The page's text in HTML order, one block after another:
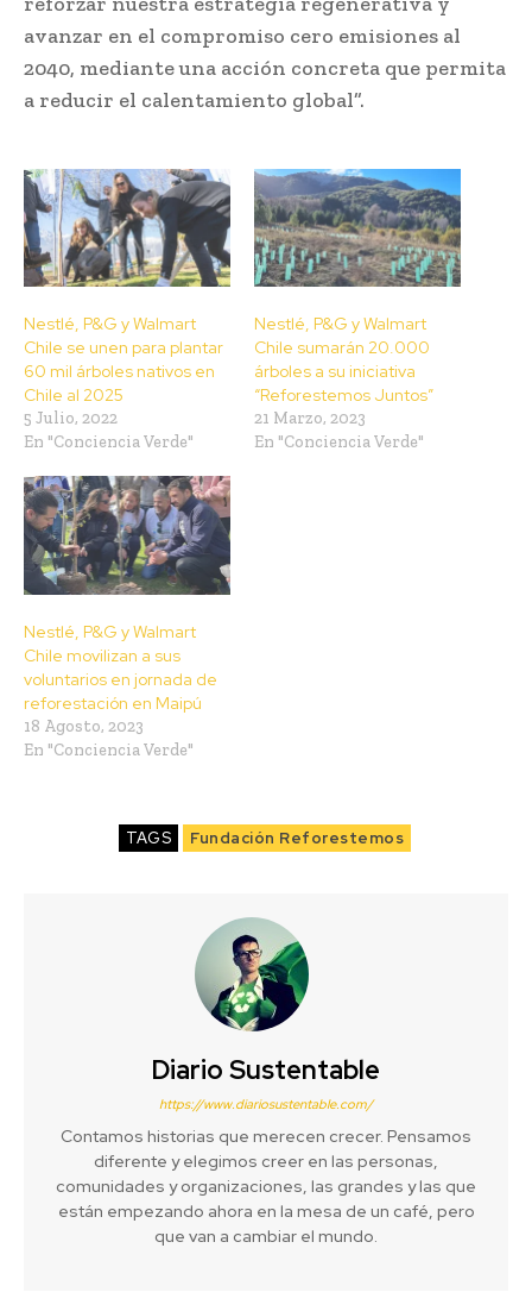
avanzar en el compromiso cero emisiones al
2040, mediante una acción concreta que permita
a reducir el calentamiento global”.
Nestlé, P&G y Walmart
Chile se unen para plantar
60 mil árboles nativos en
Chile al 2025
5 Julio, 2022
En "Conciencia Verde"
Nestlé, P&G y Walmart
Chile sumarán 20.000
árboles a su iniciativa
“Reforestemos Juntos”
21 Marzo, 2023
En "Conciencia Verde"
Nestlé, P&G y Walmart
Chile movilizan a sus
voluntarios en jornada de
reforestación en Maipú
18 Agosto, 2023
En "Conciencia Verde"
TAGS Fundación Reforestemos
Diario Sustentable
https://www.diariosustentable.com/
Contamos historias que merecen crecer. Pensamos
diferente y elegimos creer en las personas,
comunidades y organizaciones, las grandes y las que
están empezando ahora en la mesa de un café, pero
que van a cambiar el mundo.